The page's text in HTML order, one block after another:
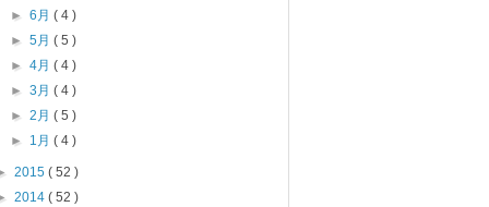
►6月( 4 )
►5月( 5 )
►4月( 4 )
►3月( 4 )
►2月( 5 )
► 1月( 4 )
2015 ( 52 )
2014 ( 52 )